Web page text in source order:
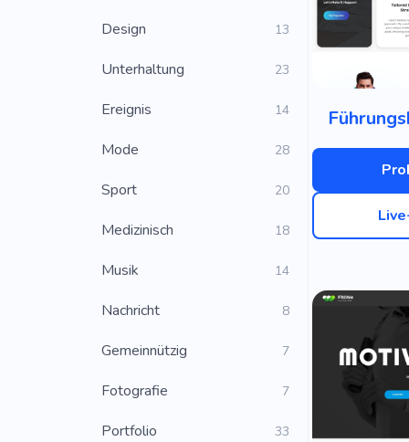
Design 13
Unterhaltung 23
Ereignis 14
Mode 28
Sport 20
Medizinisch 18
Musik 14
Nachricht 8
Gemeinnützig 7
Fotografie 7
Portfolio 33